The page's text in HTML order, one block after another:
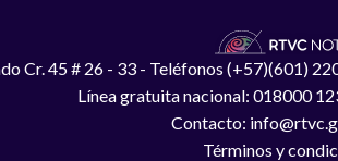
Cr. 45 # 26 - 33 - Teléfonos (+57)(601)
Línea gratuita nacional: 018000
Contacto:
Términos y